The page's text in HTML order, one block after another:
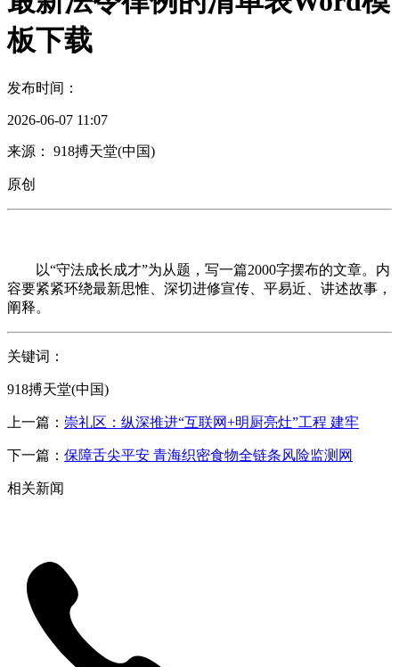
板下载
发布时间：
2026-06-07 11:07
来源： 918搏天堂(中国)
原创
以“守法成长成才”为从题，写一篇2000字摆布的文章。内
容要紧紧环绕最新思惟、深切进修宣传、平易近、讲述故事，
阐释。
关键词：
918搏天堂(中国)
上一篇： 崇礼区：纵深推进“互联网+明厨亮灶”工程 建牢
下一篇： 保障舌尖平安 青海织密食物全链条风险监测网
相关新闻